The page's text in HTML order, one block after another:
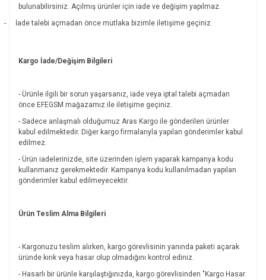
bulunabilirsiniz. Açılmış ürünler için iade ve değişim yapılmaz.
-
İade talebi açmadan önce mutlaka bizimle iletişime geçiniz.
Kargo İade/Değişim Bilgileri
- Ürünle ilgili bir sorun yaşarsanız, iade veya iptal talebi açmadan
önce EFEGSM mağazamız ile iletişime geçiniz.
- Sadece anlaşmalı olduğumuz Aras Kargo ile gönderilen ürünler
kabul edilmektedir. Diğer kargo firmalarıyla yapılan gönderimler kabul
edilmez.
- Ürün iadelerinizde, site üzerinden işlem yaparak kampanya kodu
kullanmanız gerekmektedir. Kampanya kodu kullanılmadan yapılan
gönderimler kabul edilmeyecektir.
Ürün Teslim Alma Bilgileri
- Kargonuzu teslim alırken, kargo görevlisinin yanında paketi açarak
üründe kırık veya hasar olup olmadığını kontrol ediniz.
- Hasarlı bir ürünle karşılaştığınızda, kargo görevlisinden "Kargo Hasar